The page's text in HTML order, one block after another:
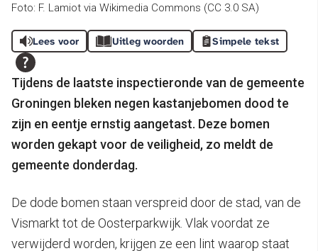
Foto: F. Lamiot via Wikimedia Commons (CC 3.0 SA)
Lees voor Uitleg woorden Simpele tekst
Tijdens de laatste inspectieronde van de gemeente
Groningen bleken negen kastanjebomen dood te
zijn en eentje ernstig aangetast. Deze bomen
worden gekapt voor de veiligheid, zo meldt de
gemeente donderdag.
De dode bomen staan verspreid door de stad, van de
Vismarkt tot de Oosterparkwijk. Vlak voordat ze
verwijderd worden, krijgen ze een lint waarop staat